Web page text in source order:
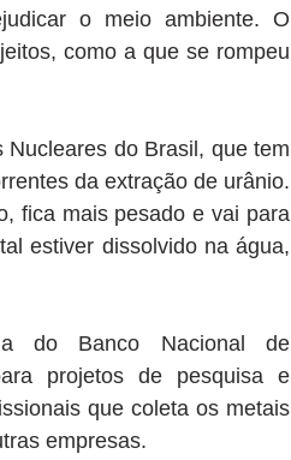
o meio ambiente. O
como a que se rompeu
do Brasil, que tem
da extração de urânio.
fica mais pesado e vai para
estiver dissolvido na água,
do Banco Nacional de
projetos de pesquisa e
que coleta os metais
empresas.